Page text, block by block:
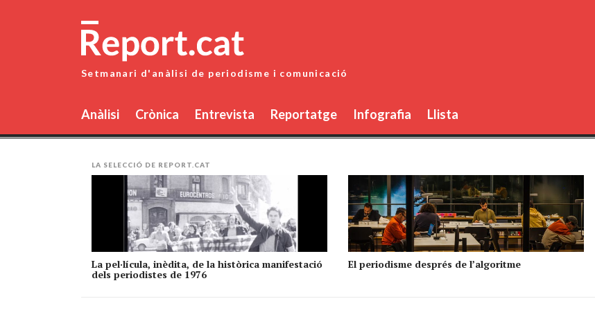
Setmanari d'anàlisi de periodisme i comunicació
Anàlisi Crònica Entrevista Reportatge Infografia Llista
LA SELECCIÓ DE REPORT.CAT
La pel·lícula, inèdita, de la històrica manifestació
dels periodistes de 1976
El periodisme després de l’algoritme